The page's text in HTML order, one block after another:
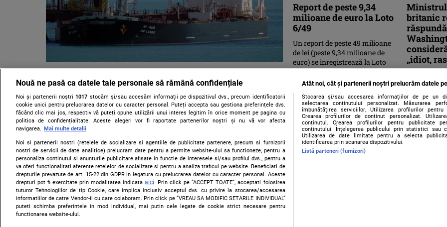
Creşterea atacurilor în Marea Neagră
adaugă presiune asupra fluxurilor globale
de mărfuri (Reuters)
O creştere a numărului atacurilor asupra navelor, porturilor şi
terminalelor de export din Marea Neagră perturbă aprovizionarea
Report de peste 9,34
milioane de euro la Loto
6/49
Un report de peste 49 milioane
de lei (peste 9,34 milioane de
euro) se înregistrează la Loto
6/49, la categoria I, în ...
Ministrul
britanic
„idiot,
britanic Ed
miercuri cu
american
invitatul ...
Contact
Citarea se poate face în limita a 250 de semne. Nici o instituţie sau persoană (site-uri, instituţii mass-media, firme de monitorizare) nu poate
Nouă ne pasă ca datele tale personale să rămână confidențiale
Noi și partenerii noștri1017 stocăm și/sau accesăm informații pe dispozitivul dvs., precum identificatorii
cookie unici pentru prelucrarea datelor cu caracter personal. Puteți accepta sau gestiona preferințele dvs.
făcând clic mai jos, respectiv vă puteți opune utilizării unui interes legitim în orice moment pe pagina cu
politica de confidențialitate. Aceste alegeri vor fi raportate partenerilor noștri și nu vă vor afecta
navigarea.
Mai multe detalii
Noi si partenerii nostri (retelele de socializare si agentiile de publicitate partenere, precum si furnizorii
nostri de servicii de date analitice) prelucram date pentru a permite website-ului sa functioneze, pentru a
personaliza continutul si anunturile publicitare afisate in functie de interesele si/sau profilul dvs., pentru a
va oferi functionalitati aferente retelelor de socializare si pentru a analiza traficul pe website. Beneficiati de
drepturile prevazute de art. 15-22 din GDPR in legatura cu prelucrarea datelor cu caracter personal. Aceste
drepturi pot fi exercitate prin modalitatea indicataaici. Prin click pe “ACCEPT TOATE”, acceptati folosirea
tuturor Tehnologiilor de tip Cookie, care implica inclusiv acceptul dvs. cu privire la stocarea/accesarea
informatiilor de catre Vendor-ii cu care colaboram. Prin click pe “VREAU SA MODIFIC SETARILE INDIVIDUAL”
puteti schimba preferintele in mod individual, mai putin cele legate de cookie strict necesare pentru
functionarea website-ului.
Atât noi, cât și partenerii noștri prelucrăm datele
Stocarea și/sau accesarea informațiilor de pe un
selectarea conținutului personalizat. Măsurarea
îmbunătățirea serviciilor. Utilizarea profilurilor
Crearea profilurilor de conținut personalizat.
conținutul. Crearea profilurilor pentru publicitate
conținutului. Înțelegerea publicului prin statistici sau
Utilizarea de date limitate pentru a selecta
identificarea prin scanarea dispozitivului.
Listă parteneri (furnizori)